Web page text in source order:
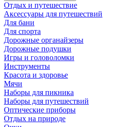
Отдых и путешествие
Аксессуары для путешествий
Для бани
Для спорта
Дорожные органайзеры
Дорожные подушки
Игры и головоломки
Инструменты
Красота и здоровье
Мячи
Наборы для пикника
Наборы для путешествий
Оптические приборы
Отдых на природе